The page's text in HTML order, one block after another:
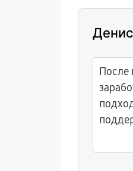
Денис
После